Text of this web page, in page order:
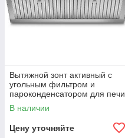
Вытяжной зонт активный с
угольным фильтром и
пароконденсатором для печи
ALFA420, 425, 625, 1035, 144
Smeg
В наличии
Цену уточняйте